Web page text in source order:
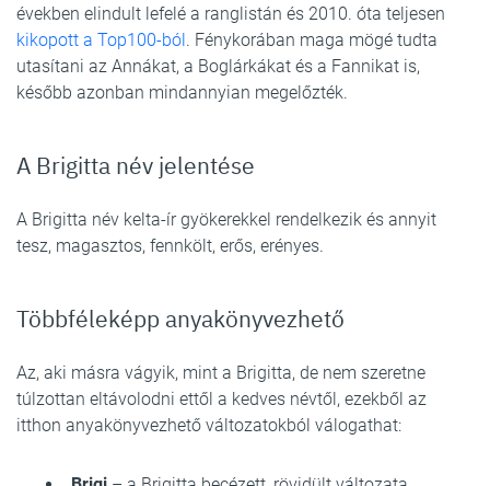
években elindult lefelé a ranglistán és 2010. óta teljesen
kikopott a Top100-ból . Fénykorában maga mögé tudta
utasítani az Annákat, a Boglárkákat és a Fannikat is,
később azonban mindannyian megelőzték.
A Brigitta név jelentése
A Brigitta név kelta-ír gyökerekkel rendelkezik és annyit
tesz, magasztos, fennkölt, erős, erényes.
Többféleképp anyakönyvezhető
Az, aki másra vágyik, mint a Brigitta, de nem szeretne
túlzottan eltávolodni ettől a kedves névtől, ezekből az
itthon anyakönyvezhető változatokból válogathat: